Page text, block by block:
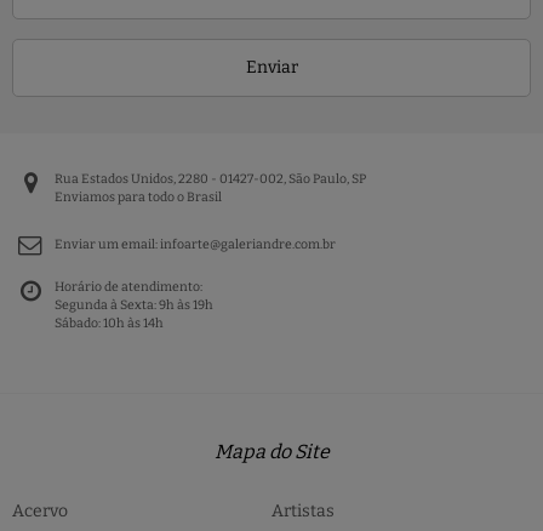
Enviar
Rua Estados Unidos, 2280 - 01427-002, São Paulo, SP
Enviamos para todo o Brasil
Enviar um email:infoarte@galeriandre.com.br
Horário de atendimento:
Segunda à Sexta: 9h às 19h
Sábado: 10h às 14h
Mapa do Site
Acervo
Artistas